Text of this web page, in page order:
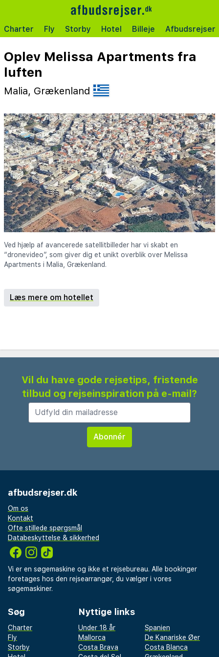
Charter Fly Storby Hotel Billeje Afbudsrejser
Oplev Melissa Apartments fra
luften
Malia, Grækenland
Ved hjælp af avancerede satellitbilleder har vi skabt en
“dronevideo”, som giver dig et unikt overblik over Melissa
Apartments i Malia, Grækenland.
Læs mere om hotellet
Vil du have gode rejsetips, fristende
tilbud og rejseinspiration på e-mail?
afbudsrejser.dk
Om os
Kontakt
Ofte stillede spørgsmål
Databeskyttelse & sikkerhed
Vi er en søgemaskine og ikke et rejsebureau. Alle bookinger
foretages hos den rejsearrangør, du vælger i vores
søgemaskiner.
Søg
Charter
Fly
Storby
Nyttige links
Under 18 år
Spanien
Mallorca
De Kanariske Øer
Costa Brava
Costa Blanca